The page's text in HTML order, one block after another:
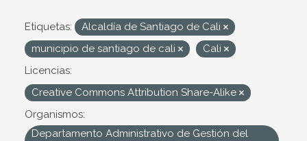
Etiquetas:
Alcaldía de Santiago de Cali
municipio de santiago de cali
Cali
Licencias:
Creative Commons Attribution Share-Alike
Organismos:
Departamento Administrativo de Gestión del